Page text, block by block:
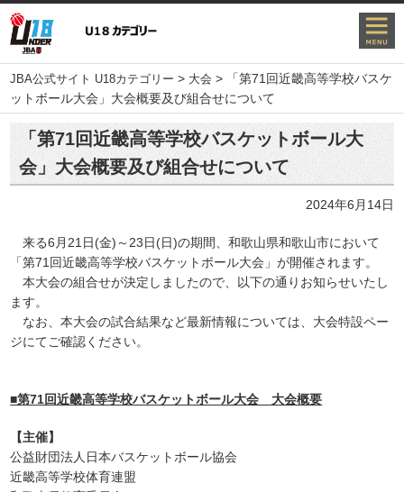
JBA公式サイト U18カテゴリー > 大会 >
「第71回近畿高等学校バスケ
ットボール大会」大会概要及び組合せについて
「第71回近畿高等学校バスケットボール大
会」大会概要及び組合せについて
2024年6月14日
来る6月21日(金)～23日(日)の期間、和歌山県和歌山市において
「第71回近畿高等学校バスケットボール大会」が開催されます。
本大会の組合せが決定しましたので、以下の通りお知らせいたし
ます。
なお、本大会の試合結果など最新情報については、大会特設ペー
ジにてご確認ください。
■第71回近畿高等学校バスケットボール大会 大会概要
【主催】
公益財団法人日本バスケットボール協会
近畿高等学校体育連盟